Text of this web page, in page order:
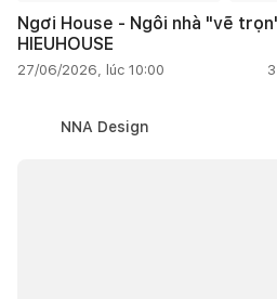
Ngơi House - Ngôi nhà "vẽ
HIEUHOUSE
27/06/2026, lúc 10:00 3
NNA Design